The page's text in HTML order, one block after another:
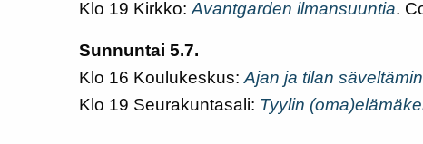
Klo 19 Kirkko: Avantgarden ilmansuuntia.
Sunnuntai 5.7.
Klo 16 Koulukeskus: Ajan ja tilan
Klo 19 Seurakuntasali: Tyylin